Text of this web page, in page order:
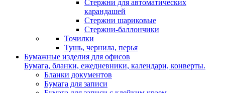
Стержни для автоматических
карандашей
Стержни шариковые
Стержни-баллончики
Точилки
Тушь, чернила, перья
Бумажные изделия для офисов
Бумага, бланки, ежедневники, календари, конверты.
Бланки документов
Бумага для записи